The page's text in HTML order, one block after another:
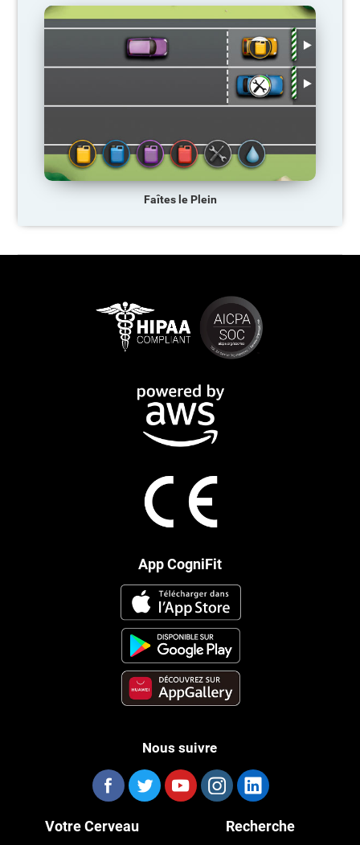
Faîtes le Plein
App CogniFit
Nous suivre
Votre Cerveau Recherche